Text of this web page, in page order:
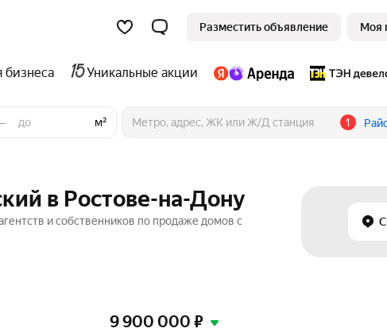
Разместить объявление Моя
бизнеса Уникальные акции
– м² 1
в Ростове-на-Дону
и собственников по продаже домов с
9 900 000 ₽